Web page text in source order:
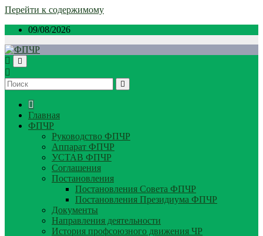
Перейти к содержимому
09/08/2026
Главная
ФПЧР
Руководство ФПЧР
Аппарат ФПЧР
УСТАВ ФПЧР
Соглашения
Постановления
Постановления Совета ФПЧР
Постановления Президиума ФПЧР
Документы
Направления деятельности
История профсоюзного движения ЧР